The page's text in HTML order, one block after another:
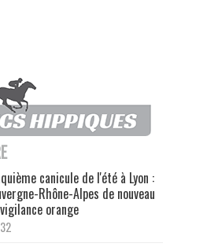
canicule de l'été à Lyon :
Rhône-Alpes de nouveau
orange